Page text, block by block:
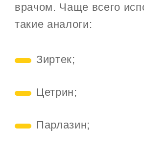
врачом. Чаще всего
такие аналоги:
Зиртек;
Цетрин;
Парлазин;